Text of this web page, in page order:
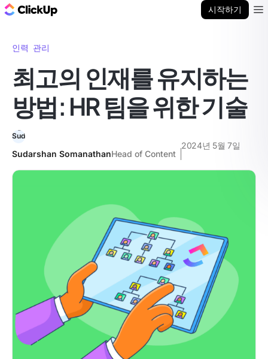
시작하기
인력 관리
최고의 인재를 유지하는
방법: HR 팀을 위한 기술
Sudarshan SomanathanHead of Content
2024년 5월 7일